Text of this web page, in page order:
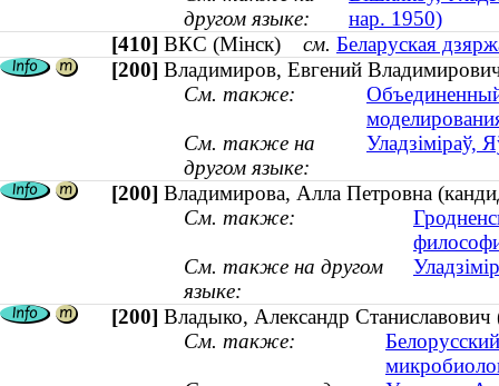
другом языке:
нар. 1950)
[410] ВКС (Мінск) см. Беларуская
[200] Владимиров, Евгений
См. также:
См. также на
другом языке:
Уладзіміраў,
[200] Владимирова, Алла Петровна
См. также:
См. также на другом
языке:
[200] Владыко, Александр
См. также: